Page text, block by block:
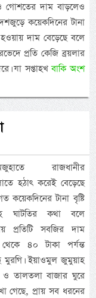
ও গোশতের দাম বাড়লেও
কয়েকদিনের টানা
হওয়ায় দাম বেড়েছে বলে
প্রতি কেজি ব্রয়লার
যা সপ্তাহখবাকি অংশ
রাজধানীর
হঠাৎ করেই বেড়েছে
কয়েকদিনের টানা বৃষ্টি
ঘাটতির কথা বলে
প্রতিটি সবজির দাম
৪০ টাকা পর্যন্ত
মুরগি। ইয়াওমুল জুমুয়াহ
ও তালতলা বাজার ঘুরে
গেছে, প্রায় সব ধরনের